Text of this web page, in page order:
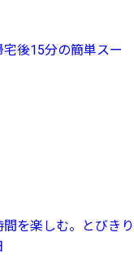
後15分の簡単スー
を楽しむ。とびきり